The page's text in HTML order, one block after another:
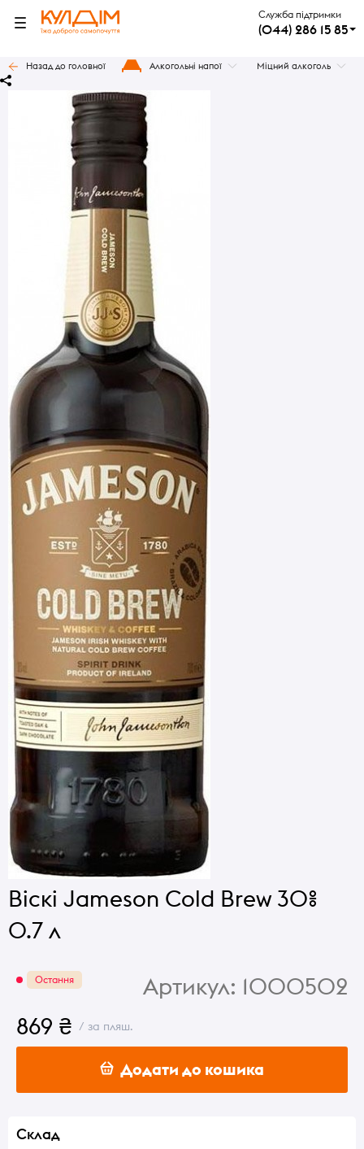
Служба підтримки
(044) 286 15 85
Назад до головної Алкогольні напої Міцний алкоголь
Віскі Jameson Cold Brew 30%
0.7 л
Остання Артикул: 1000502
869 ₴ / за пляш.
Додати до кошика
Склад